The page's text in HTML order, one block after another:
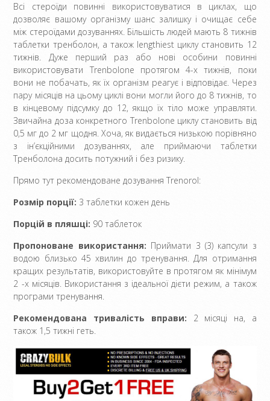
Всі стероїди повинні використовуватися в циклах, що
дозволяє вашому організму шанс залишку і очищає себе
між стероїдами дозуваннях. Більшість людей мають 8 тижнів
таблетки тренболон, а також lengthiest циклу становить 12
тижнів. Дуже перший раз або нові особини повинні
використовувати Trenbolone протягом 4-х тижнів, поки
вони не побачать, як їх організм реагує і відповідає. Через
пару місяців на цьому циклі вони могли його до 8 тижнів, то
в кінцевому підсумку до 12, якщо їх тіло може управляти.
Звичайна доза конкретного Trenbolone циклу становить від
0,5 мг до 2 мг щодня. Хоча, як видається низькою порівняно
з ін’єкційними дозуваннях, але приймаючи таблетки
Тренболона досить потужний і без ризику.
Прямо тут рекомендоване дозування Trenorol:
Розмір порції: 3 таблетки кожен день
Порцій в пляшці: 90 таблеток
Пропоноване використання: Приймати 3 (3) капсули з
водою близько 45 хвилин до тренування. Для отримання
кращих результатів, використовуйте в протягом як мінімум
2 -х місяців. Використання з ідеальної дієти режим, а також
програми тренування.
Рекомендована тривалість вправи: 2 місяці на, а
також 1,5 тижні геть.